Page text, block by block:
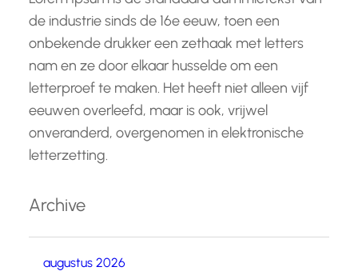
de industrie sinds de 16e eeuw, toen een
onbekende drukker een zethaak met letters
nam en ze door elkaar husselde om een
letterproef te maken. Het heeft niet alleen vijf
eeuwen overleefd, maar is ook, vrijwel
onveranderd, overgenomen in elektronische
letterzetting.
Archive
augustus 2026